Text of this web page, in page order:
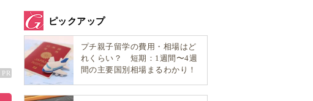
ピックアップ
プチ親子留学の費用・相場はど
れくらい？ 短期：1週間〜4週
間の主要国別相場まるわかり！